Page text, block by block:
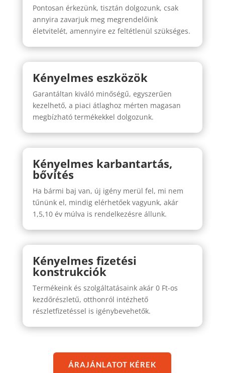
Pontosan érkezünk, tisztán dolgozunk, csak
annyira zavarjuk meg megrendelőink
életvitelét, amennyire ez feltétlenül szükséges.
Kényelmes eszközök
Garantáltan kiváló minőségű, egyszerűen
kezelhető, a piaci átlaghoz mérten magasan
megbízható termékekkel dolgozunk.
Kényelmes karbantartás,
bővítés
Ha bármi baj van, új igény merül fel, mi nem
tűnünk el, mindig elérhetőek vagyunk, akár
1,5,10 év múlva is rendelkezésre állunk.
Kényelmes fizetési
konstrukciók
Termékeink és szolgáltatásaink akár 0 Ft-os
kezdőrészletű, otthonról intézhető
részletfizetéssel is igénybevehetők.
ÁRAJÁNLATOT KÉREK